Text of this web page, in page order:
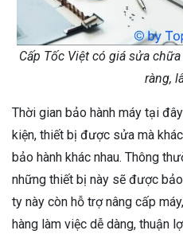
Cấp Tốc Việt có giá sửa
ràng,
Thời gian bảo hành máy tại
kiện, thiết bị được sửa mà
bảo hành khác nhau. Thông
những thiết bị này sẽ được
ty này còn hỗ trợ nâng cấp
hàng làm việc dễ dàng, thuận